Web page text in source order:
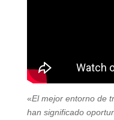
«El mejor entorno de
han significado